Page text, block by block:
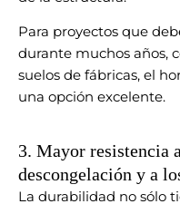
Para proyectos que
durante muchos años,
suelos de fábricas, el
una opción excelente.
3. Mayor resistencia
descongelación y a
La durabilidad no sólo